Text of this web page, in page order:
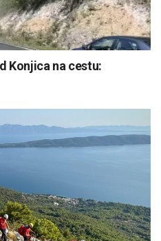
Konjica na cestu: